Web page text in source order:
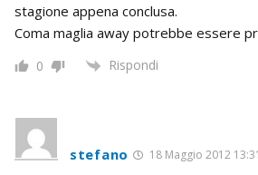
stagione appena conclusa.
Coma maglia away potrebbe essere
0 Rispondi
stefano 18 Maggio 2012 13:31